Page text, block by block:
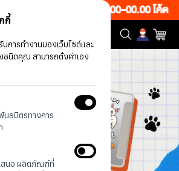
กี้
การทำงานของเว็บไซต์และ
ชนิดคุณ สามารถตั้งค่าเอง
นธมิตรทางการ
เสนอ ผลิตภัณฑ์ที่
อป 1 ชิ้น เริ่มคืนนี้ 19.00-00.00 โค้ด: